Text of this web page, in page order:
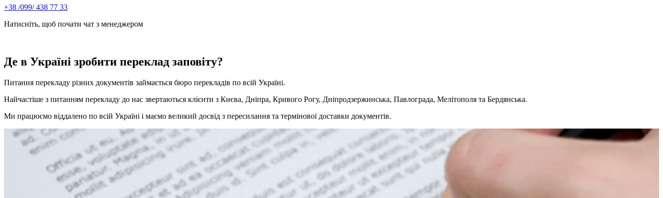
+38 /099/ 438 77 33
Натисніть, щоб почати чат з менеджером
Де в Україні зробити переклад заповіту?
Питання перекладу різних документів займається бюро перекладів по всій Україні.
Найчастіше з питанням перекладу до нас звертаються клієнти з Києва, Дніпра, Кривого Рогу, Дніпродзержинська, Павлограда, Мелітополя та Бердянська.
Ми працюємо віддалено по всій Україні і маємо великий досвід з пересилання та термінової доставки документів.